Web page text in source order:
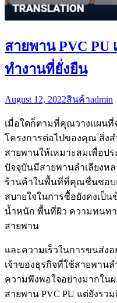
สายพาน PVC PU
ทำงานที่ยั่งยืน
August 12, 2022สินค้าadmin
เมื่อใดก็ตามที่คุณวางแผนที่
โครงการต่อไปของคุณ สิ่ง
สายพานให้เหมาะสมเพื่อป
ปัจจุบันมีสายพานลำเลียงห
ร้านค้าในพื้นที่ที่คุณชื่นชอบ
สบายใจในการซื้อยังคงเป็
น้ำหนัก พื้นที่ผิว ความทนท
สายพาน
และความเร็วในการขนส่งอ
เจ้าของธุรกิจที่ใช้สายพานล
ความพึงพอใจอย่างมากใน
สายพาน PVC PU แต่ยังรว